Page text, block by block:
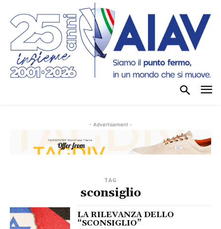
- Advertisement -
TAG
sconsiglio
LA RILEVANZA DELLO
“SCONSIGLIO”